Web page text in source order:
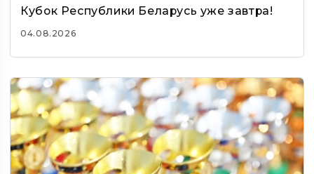
Кубок Республики Беларусь уже завтра!
04.08.2026